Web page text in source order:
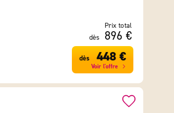
Prix total
dès
896 €
dès 448 €
Voir l'offre